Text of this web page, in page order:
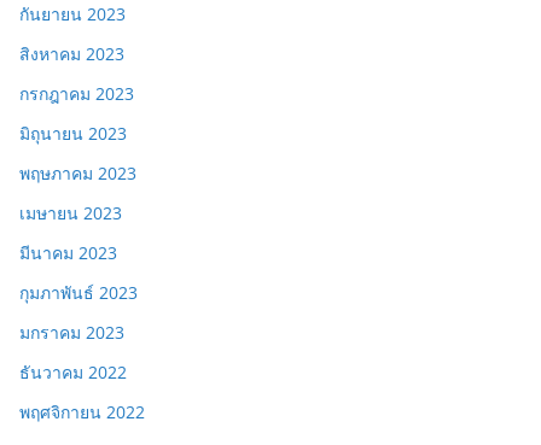
กันยายน 2023
สิงหาคม 2023
กรกฎาคม 2023
มิถุนายน 2023
พฤษภาคม 2023
เมษายน 2023
มีนาคม 2023
กุมภาพันธ์ 2023
มกราคม 2023
ธันวาคม 2022
พฤศจิกายน 2022